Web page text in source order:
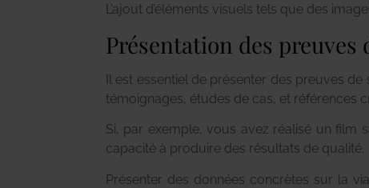
L’ajout d’éléments visuels tels que des
Présentation des
Il est essentiel de présenter des preuves
témoignages, études de cas, et références
Si, par exemple, vous avez réalisé un
capacité à produire des résultats de qualité.
Présenter des données concrètes sur la